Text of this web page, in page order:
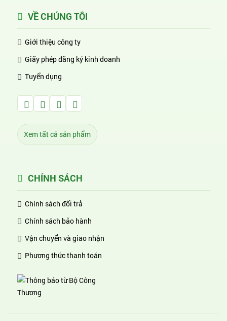
VỀ CHÚNG TÔI
Giới thiệu công ty
Giấy phép đăng ký kinh doanh
Tuyển dụng
Facebook Huỳnh Gia Alpha
LinkedIn Huỳnh Gia Alpha
YouTube Huỳnh Gia Alpha
Twitter Huỳnh Gia Alpha
Xem tất cả sản phẩm
CHÍNH SÁCH
Chính sách đổi trả
Chính sách bảo hành
Vận chuyển và giao nhận
Phương thức thanh toán